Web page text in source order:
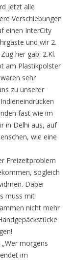
jetzt alle
Verschiebungen
einen InterCity
und wir 2.
her gab: 2.Kl.
am Plastikpolster
sehr
zu unserer
fast wie im
in Delhi aus, auf
wie eine
Freizeitproblem
sogleich
Dabei
muss mit
nicht mehr
morgens
im